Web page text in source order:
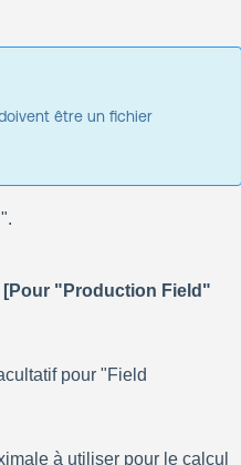
être un fichier
[Pour "Production Field"
pour "Field
à utiliser pour le calcul